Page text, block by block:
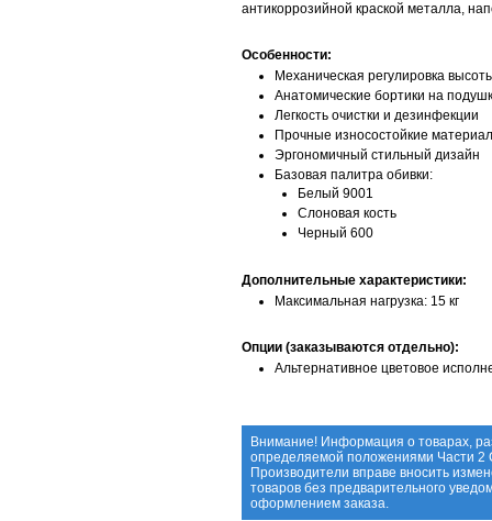
антикоррозийной краской металла,
Особенности:
Механическая регулировка
Анатомические бортики на
Легкость очистки и дезинфекции
Прочные износостойкие
Эргономичный стильный дизайн
Базовая палитра обивки:
Белый 9001
Слоновая кость
Черный 600
Дополнительные характеристики:
Максимальная нагрузка: 15 кг
Опции (заказываются отдельно):
Альтернативное цветовое
Внимание! Информация о товарах,
определяемой положениями Части 2
Производители вправе вносить
товаров без предварительного
оформлением заказа.